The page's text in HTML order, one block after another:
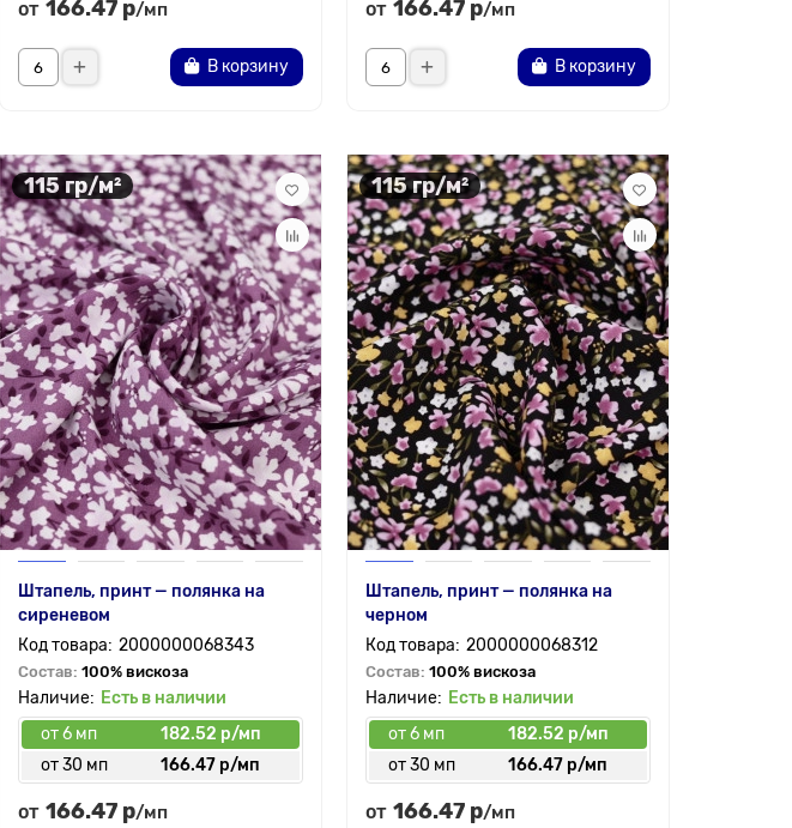
от 166.47 р/мп
В корзину
от 166.47 р/мп
В корзину
115 гр/м²
Штапель, принт — полянка на
сиреневом
2000000068343
Состав: 100% вискоза
Есть в наличии
от 6 мп
182.52 р/мп
от 30 мп
166.47 р/мп
от 166.47 р/мп
115 гр/м²
Штапель, принт — полянка на
черном
2000000068312
Состав: 100% вискоза
Есть в наличии
от 6 мп
182.52 р/мп
от 30 мп
166.47 р/мп
от 166.47 р/мп